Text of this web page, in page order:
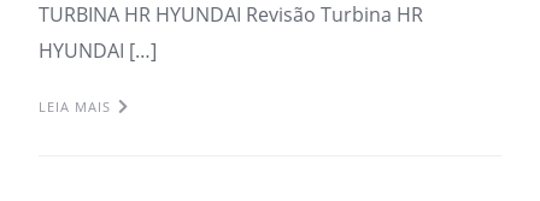
TURBINA HR HYUNDAI Revisão Turbina HR
HYUNDAI […]
LEIA MAIS